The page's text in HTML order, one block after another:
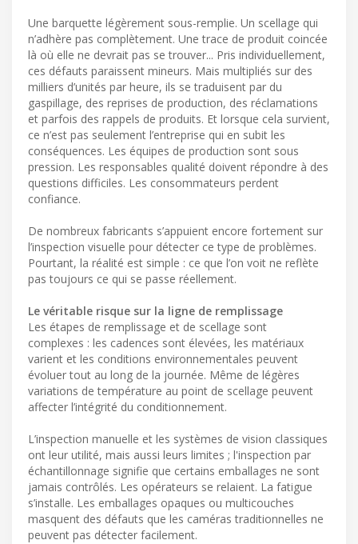
Une barquette légèrement sous-remplie. Un scellage qui
n’adhère pas complètement. Une trace de produit coincée
là où elle ne devrait pas se trouver... Pris individuellement,
ces défauts paraissent mineurs. Mais multipliés sur des
milliers d’unités par heure, ils se traduisent par du
gaspillage, des reprises de production, des réclamations
et parfois des rappels de produits. Et lorsque cela survient,
ce n’est pas seulement l’entreprise qui en subit les
conséquences. Les équipes de production sont sous
pression. Les responsables qualité doivent répondre à des
questions difficiles. Les consommateurs perdent
confiance.
De nombreux fabricants s’appuient encore fortement sur
l’inspection visuelle pour détecter ce type de problèmes.
Pourtant, la réalité est simple : ce que l’on voit ne reflète
pas toujours ce qui se passe réellement.
Le véritable risque sur la ligne de remplissage
Les étapes de remplissage et de scellage sont
complexes : les cadences sont élevées, les matériaux
varient et les conditions environnementales peuvent
évoluer tout au long de la journée. Même de légères
variations de température au point de scellage peuvent
affecter l’intégrité du conditionnement.
L’inspection manuelle et les systèmes de vision classiques
ont leur utilité, mais aussi leurs limites ; l'inspection par
échantillonnage signifie que certains emballages ne sont
jamais contrôlés. Les opérateurs se relaient. La fatigue
s’installe. Les emballages opaques ou multicouches
masquent des défauts que les caméras traditionnelles ne
peuvent pas détecter facilement.